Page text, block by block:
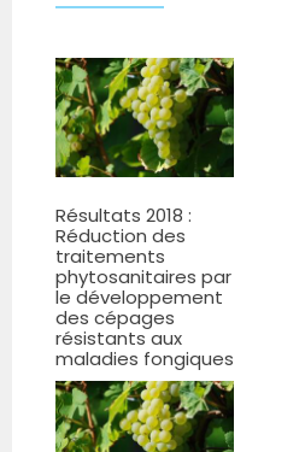
Résultats 2018 :
Réduction des
traitements
phytosanitaires par
le développement
des cépages
résistants aux
maladies fongiques